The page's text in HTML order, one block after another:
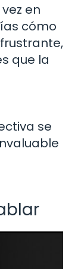
en
cómo
que la
se